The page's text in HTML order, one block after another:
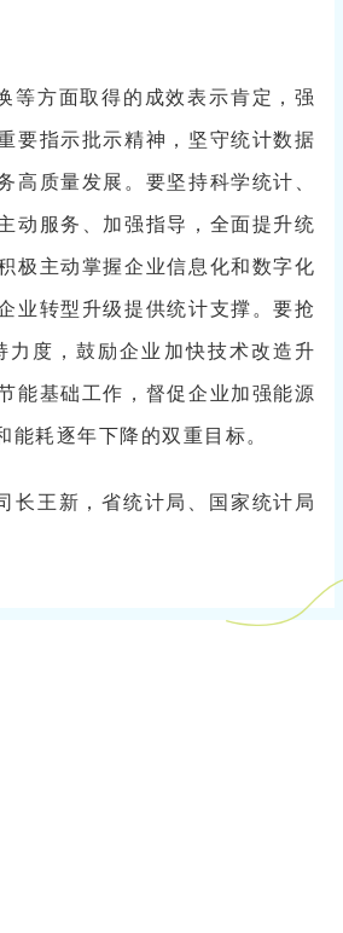
等方面取得的成效表示肯定，强
要指示批示精神，坚守统计数据
高质量发展。要坚持科学统计、
动服务、加强指导，全面提升统
极主动掌握企业信息化和数字化
业转型升级提供统计支撑。要抢
度，鼓励企业加快技术改造升
能基础工作，督促企业加强能源
耗逐年下降的双重目标。
长王新，省统计局、国家统计局